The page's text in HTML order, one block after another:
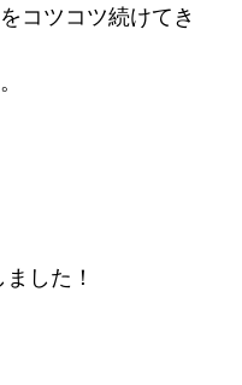
コツコツ続けてき
した！